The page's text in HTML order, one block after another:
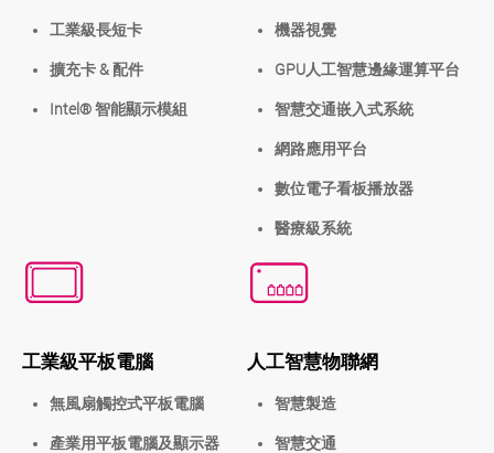
工業級長短卡
擴充卡 & 配件
Intel® 智能顯示模組
機器視覺
GPU人工智慧邊緣運算平台
智慧交通嵌入式系統
網路應用平台
數位電子看板播放器
醫療級系統
工業級平板電腦
無風扇觸控式平板電腦
產業用平板電腦及顯示器
人工智慧物聯網
智慧製造
智慧交通